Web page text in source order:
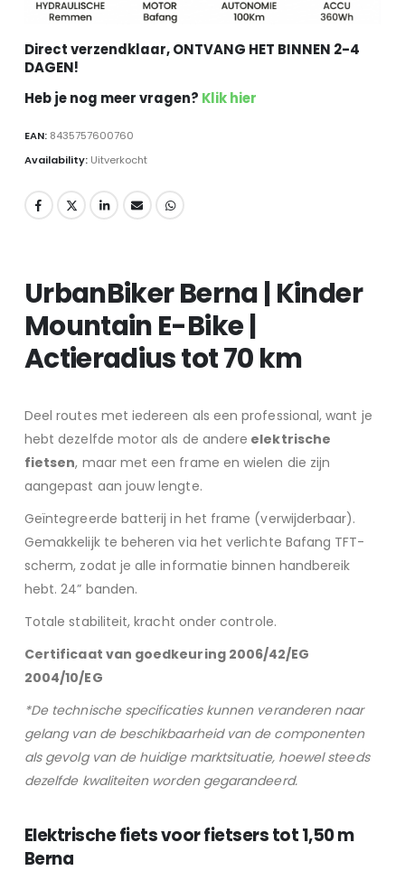
Direct verzendklaar, ONTVANG HET BINNEN 2-4
DAGEN!
Heb je nog meer vragen? Klik hier
EAN: 8435757600760
Availability: Uitverkocht
UrbanBiker Berna | Kinder
Mountain E-Bike |
Actieradius tot 70 km
Deel routes met iedereen als een professional, want je
hebt dezelfde motor als de andere elektrische
fietsen, maar met een frame en wielen die zijn
aangepast aan jouw lengte.
Geïntegreerde batterij in het frame (verwijderbaar).
Gemakkelijk te beheren via het verlichte Bafang TFT-
scherm, zodat je alle informatie binnen handbereik
hebt. 24” banden.
Totale stabiliteit, kracht onder controle.
Certificaat van goedkeuring 2006/42/EG
2004/10/EG
*De technische specificaties kunnen veranderen naar
gelang van de beschikbaarheid van de componenten
als gevolg van de huidige marktsituatie, hoewel steeds
dezelfde kwaliteiten worden gegarandeerd.
Elektrische fiets voor fietsers tot 1,50 m
Berna